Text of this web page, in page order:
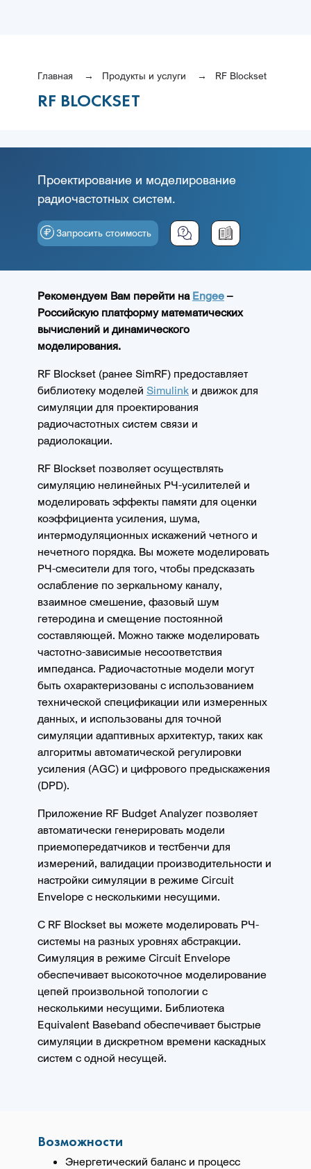
Главная Продукты и услуги RF Blockset
RF BLOCKSET
Проектирование и моделирование
радиочастотных систем.
Запросить стоимость
Рекомендуем Вам перейти на Engee –
Российскую платформу математических
вычислений и динамического
моделирования.
RF Blockset (ранее SimRF) предоставляет
библиотеку моделей Simulink и движок для
симуляции для проектирования
радиочастотных систем связи и
радиолокации.
RF Blockset позволяет осуществлять
симуляцию нелинейных РЧ-усилителей и
моделировать эффекты памяти для оценки
коэффициента усиления, шума,
интермодуляционных искажений четного и
нечетного порядка. Вы можете моделировать
РЧ-смесители для того, чтобы предсказать
ослабление по зеркальному каналу,
взаимное смешение, фазовый шум
гетеродина и смещение постоянной
составляющей. Можно также моделировать
частотно-зависимые несоответствия
импеданса. Радиочастотные модели могут
быть охарактеризованы с использованием
технической спецификации или измеренных
данных, и использованы для точной
симуляции адаптивных архитектур, таких как
алгоритмы автоматической регулировки
усиления (AGC) и цифрового предыскажения
(DPD).
Приложение RF Budget Analyzer позволяет
автоматически генерировать модели
приемопередатчиков и тестбенчи для
измерений, валидации производительности и
настройки симуляции в режиме Circuit
Envelope с несколькими несущими.
С RF Blockset вы можете моделировать РЧ-
системы на разных уровнях абстракции.
Симуляция в режиме Circuit Envelope
обеспечивает высокоточное моделирование
цепей произвольной топологии с
несколькими несущими. Библиотека
Equivalent Baseband обеспечивает быстрые
симуляции в дискретном времени каскадных
систем с одной несущей.
Возможности
Энергетический баланс и процесс